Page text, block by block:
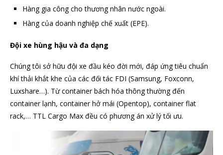
Hàng gia công cho thương nhân nước ngoài.
Hàng của doanh nghiệp chế xuất (EPE).
Đội xe hùng hậu và đa dạng
Chúng tôi sở hữu đội xe đầu kéo đời mới, đáp ứng tiêu chuẩn
khí thải khắt khe của các đối tác FDI (Samsung, Foxconn,
Luxshare…). Từ container bách hóa thông thường đến
container lạnh, container hở mái (Opentop), container flat
rack,… TTL Cargo Max đều có phương án xử lý tối ưu.